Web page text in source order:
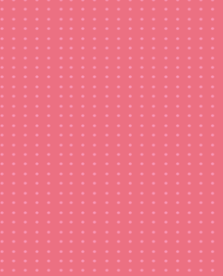
アー!」Ver.